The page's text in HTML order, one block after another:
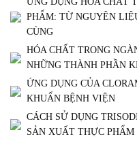
PHẨM: TỪ NGUYÊN
CÙNG
HÓA CHẤT TRONG
NHỮNG THÀNH PHẦN
ỨNG DỤNG CỦA
KHUẨN BỆNH VIỆN
CÁCH SỬ DỤNG
SẢN XUẤT THỰC